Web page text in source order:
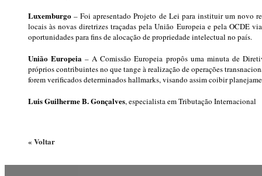
Luxemburgo – Foi apresentado Projeto de Lei para instituir um novo
locais às novas diretrizes traçadas pela União Europeia e pela OCDE
oportunidades para fins de alocação de propriedade intelectual no país.
União Europeia – A Comissão Europeia propôs uma minuta de
próprios contribuintes no que tange à realização de operações
forem verificados determinados hallmarks, visando assim coibir
Luis Guilherme B. Gonçalves, especialista em Tributação Internacional
« Voltar